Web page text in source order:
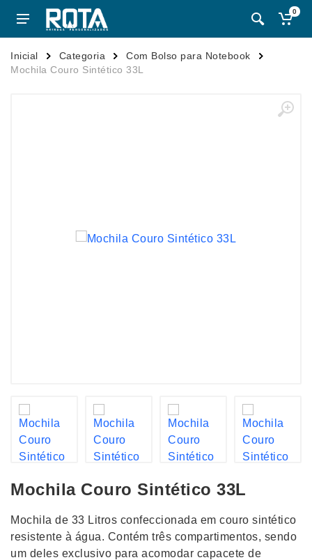
0
Inicial Categoria
Com Bolso para Notebook
Mochila Couro Sintético 33L
Mochila Couro Sintético 33L
Mochila de 33 Litros confeccionada em couro sintético
resistente à água. Contém três compartimentos, sendo
um deles exclusivo para acomodar capacete de